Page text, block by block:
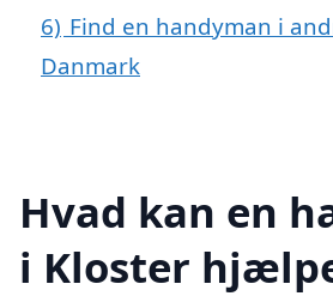
6) Find en handyman i
Danmark
Hvad kan en
i Kloster